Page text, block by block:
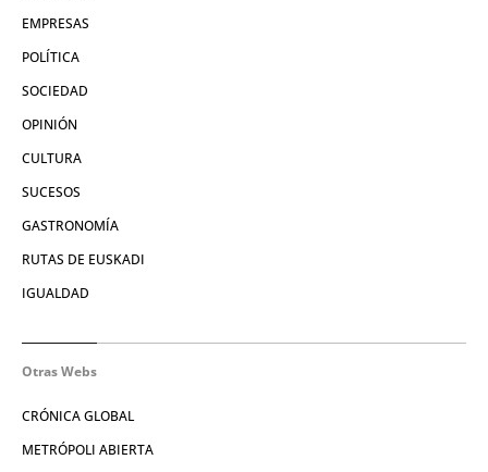
EMPRESAS
POLÍTICA
SOCIEDAD
OPINIÓN
CULTURA
SUCESOS
GASTRONOMÍA
RUTAS DE EUSKADI
IGUALDAD
Otras Webs
CRÓNICA GLOBAL
METRÓPOLI ABIERTA